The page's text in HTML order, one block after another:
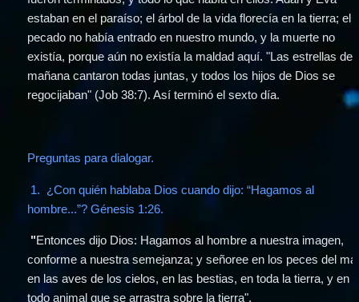
estaban en el paraíso; el árbol de la vida florecía en la tierra; el
pecado no había entrado en nuestro mundo, y la muerte no
existía, porque aún no existía la maldad aquí. "Las estrellas de
mañana cantaron todas juntas, y todos los hijos de Dios se
regocijaban" (Job 38:7). Así terminó el sexto día.
Preguntas para dialogar.
1.  ¿Con quién hablaba Dios cuando dijo: “Hagamos al
hombre...”? Génesis 1:26.
"Entonces dijo Dios: Hagamos al hombre a nuestra imagen,
conforme a nuestra semejanza; y señoree en los peces del
en las aves de los cielos, en las bestias, en toda la tierra, y en
todo animal que se arrastra sobre la tierra".